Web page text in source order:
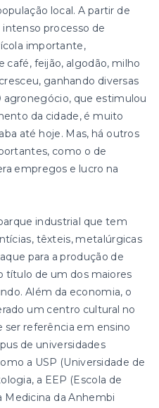
local. A partir de
intenso processo de
importante,
feijão, algodão, milho
ganhando diversas
agronegócio, que estimulou
da cidade, é muito
até hoje. Mas, há outros
como o de
empregos e lucro na
industrial que tem
têxteis, metalúrgicas
para a produção de
título de um dos maiores
Além da economia, o
um centro cultural no
ser referência em ensino
de universidades
a USP (Universidade de
a EEP (Escola de
Medicina da Anhembi